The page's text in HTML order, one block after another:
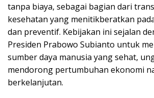
tanpa biaya, sebagai bagian dari
kesehatan yang menitikberatkan
dan preventif. Kebijakan ini sejalan
Presiden Prabowo Subianto untuk
sumber daya manusia yang sehat,
mendorong pertumbuhan ekonomi
berkelanjutan.